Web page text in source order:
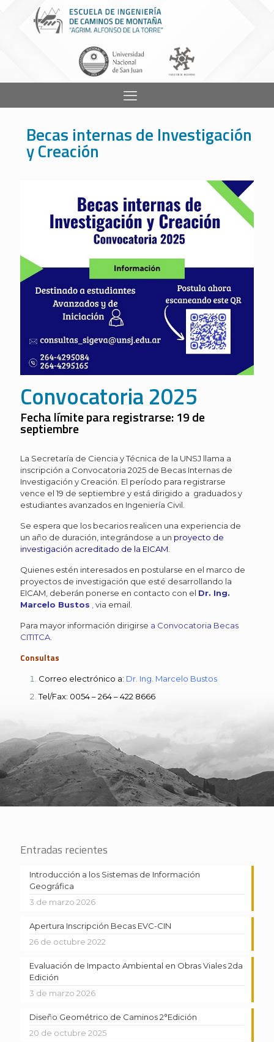
Becas internas de Investigación
y Creación
Convocatoria 2025
Fecha límite para registrarse: 19 de
septiembre
La Secretaría de Ciencia y Técnica de la UNSJ llama a
inscripción a Convocatoria 2025 de Becas Internas de
Investigación y Creación. El período para registrarse
vence el 19 de septiembre y está dirigido a graduados y
estudiantes avanzados en Ingeniería Civil.
Se espera que los becarios realicen una experiencia de
un año de duración, integrándose a un proyecto de
investigación acreditado de la EICAM
Quienes estén interesados en postularse en el marco de
proyectos de investigación que esté desarrollando la
EICAM, deberán ponerse en contacto con el Dr. Ing.
Marcelo Bustos
via email.
Para mayor información dirigirse a Convocatoria Becas
CITITCA
Consultas
Correo electrónico a: Dr. Ing. Marcelo Bustos
Tel/Fax: 0054 – 264 – 422 8666
Entradas recientes
Introducción a los Sistemas de Información
Geográfica
3 de marzo 2026
Apertura Inscripción Becas EVC-CIN
26 de octubre 2022
Evaluación de Impacto Ambiental en Obras Viales 2da
Edición
3 de marzo 2026
Diseño Geométrico de Caminos 2°Edición
20 de octubre 2025